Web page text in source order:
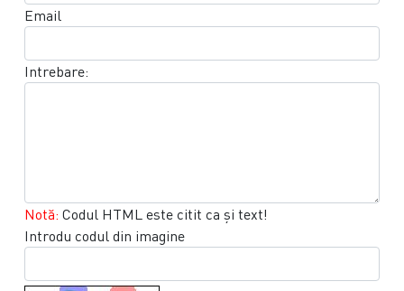
Email
Intrebare:
Notă: Codul HTML este citit ca şi text!
Introdu codul din imagine